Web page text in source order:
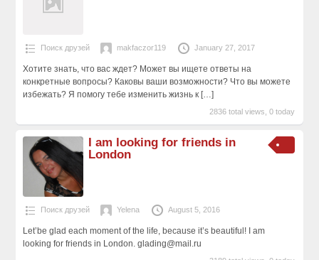
Поиск друзей makfaczor119 January 27, 2017
Хотите знать, что вас ждет? Может вы ищете ответы на
конкретные вопросы? Каковы ваши возможности? Что вы можете
избежать? Я помогу тебе изменить жизнь к […]
2836 total views, 0 today
I am looking for friends in
London
Поиск друзей Yelena August 5, 2016
Let’be glad each moment of the life, because it’s beautiful! I am
looking for friends in London. glading@mail.ru